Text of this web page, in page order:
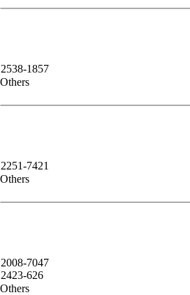
2538-1857
Others
2251-7421
Others
2008-7047
2423-626
Others